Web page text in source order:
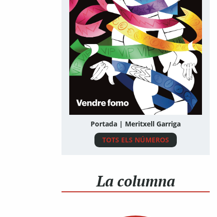
Portada | Meritxell Garriga
TOTS ELS NÚMEROS
La columna